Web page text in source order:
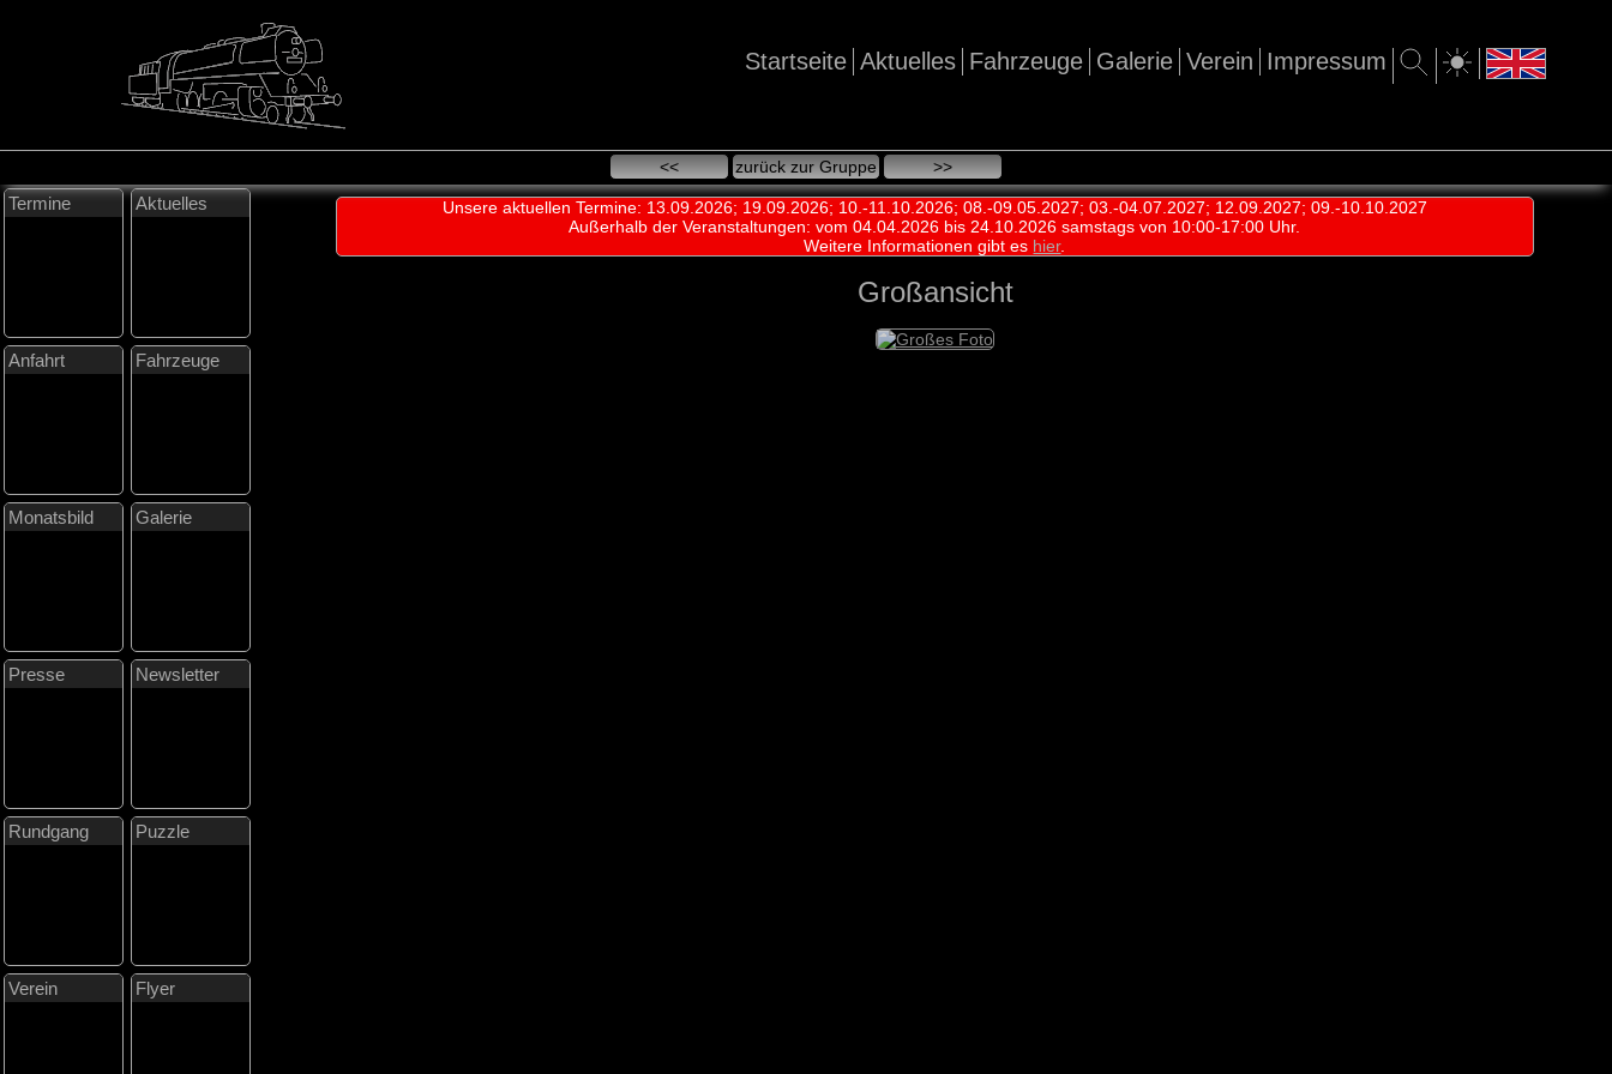
Impressum
Verein
Galerie
Fahrzeuge
Aktuelles
Startseite
<< zurück zur Gruppe >>
Termine Aktuelles
Anfahrt Fahrzeuge
Monatsbild Galerie
Presse Newsletter
Rundgang Puzzle
Verein Flyer
Unsere aktuellen Termine: 13.09.2026; 19.09.2026; 10.-11.10.2026; 08.-09.05.2027; 03.-04.07.2027; 12.09.2027; 09.-10.10.2027
Außerhalb der Veranstaltungen:vom 04.04.2026 bis 24.10.2026 samstags von 10:00-17:00 Uhr.
Weitere Informationen gibt es hier.
Großansicht